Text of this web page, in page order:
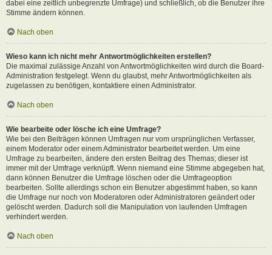
dabei eine zeitlich unbegrenzte Umfrage) und schließlich, ob die Benutzer ihre
Stimme ändern können.
Nach oben
Wieso kann ich nicht mehr Antwortmöglichkeiten erstellen?
Die maximal zulässige Anzahl von Antwortmöglichkeiten wird durch die Board-
Administration festgelegt. Wenn du glaubst, mehr Antwortmöglichkeiten als
zugelassen zu benötigen, kontaktiere einen Administrator.
Nach oben
Wie bearbeite oder lösche ich eine Umfrage?
Wie bei den Beiträgen können Umfragen nur vom ursprünglichen Verfasser,
einem Moderator oder einem Administrator bearbeitet werden. Um eine
Umfrage zu bearbeiten, ändere den ersten Beitrag des Themas; dieser ist
immer mit der Umfrage verknüpft. Wenn niemand eine Stimme abgegeben hat,
dann können Benutzer die Umfrage löschen oder die Umfrageoption
bearbeiten. Sollte allerdings schon ein Benutzer abgestimmt haben, so kann
die Umfrage nur noch von Moderatoren oder Administratoren geändert oder
gelöscht werden. Dadurch soll die Manipulation von laufenden Umfragen
verhindert werden.
Nach oben